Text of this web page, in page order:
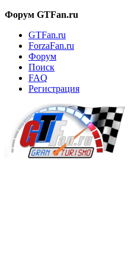
Форум GTFan.ru
GTFan.ru
ForzaFan.ru
Форум
Поиск
FAQ
Регистрация